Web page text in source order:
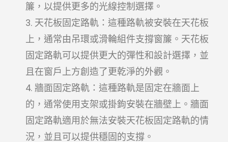
簾，以提供更多的光線控制選擇。
天花板固定路軌：這種路軌被安裝在天花板
上，通常由吊環或滑輪組件支撐窗簾。天花板
固定路軌可以提供更大的彈性和設計選擇，並
且在窗戶上方創造了更乾淨的外觀。
牆面固定路軌：這種路軌是固定在牆面上
的，通常使用支架或掛鉤安裝在牆壁上。牆面
固定路軌適用於無法安裝天花板固定路軌的情
況，並且可以提供穩固的支撐。